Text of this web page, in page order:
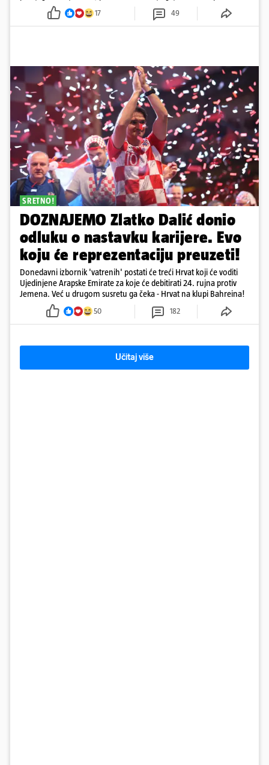
17 49
SRETNO!
DOZNAJEMO Zlatko Dalić donio
odluku o nastavku karijere. Evo
koju će reprezentaciju preuzeti!
Donedavni izbornik 'vatrenih' postati će treći Hrvat koji će voditi
Ujedinjene Arapske Emirate za koje će debitirati 24. rujna protiv
Jemena. Već u drugom susretu ga čeka - Hrvat na klupi Bahreina!
50 182
Učitaj više